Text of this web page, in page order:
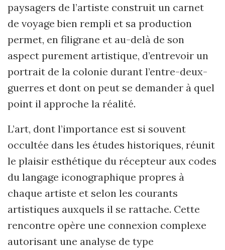
paysagers de l’artiste construit un carnet
de voyage bien rempli et sa production
permet, en filigrane et au-delà de son
aspect purement artistique, d’entrevoir un
portrait de la colonie durant l’entre-deux-
guerres et dont on peut se demander à quel
point il approche la réalité.
L’art, dont l’importance est si souvent
occultée dans les études historiques, réunit
le plaisir esthétique du récepteur aux codes
du langage iconographique propres à
chaque artiste et selon les courants
artistiques auxquels il se rattache. Cette
rencontre opère une connexion complexe
autorisant une analyse de type